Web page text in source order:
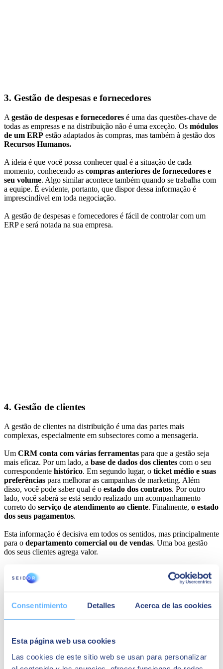
Consentimiento Detalles Acerca de las cookies
Esta página web usa cookies
Las cookies de este sitio web se usan para personalizar
3. Gestão de despesas e fornecedores
A gestão de despesas e fornecedores é uma das questões-chave de
todas as empresas e na distribuição não é uma exceção. Os módulos
de um ERP estão adaptados às compras, mas também à gestão dos
Recursos Humanos.
A ideia é que você possa conhecer qual é a situação de cada
momento, conhecendo as compras anteriores de fornecedores e
seu volume. Algo similar acontece também quando se trabalha com
a equipe. É evidente, portanto, que dispor dessa informação é
imprescindível em toda negociação.
A gestão de despesas e fornecedores é fácil de controlar com um
ERP e será notada na sua empresa.
4. Gestão de clientes
A gestão de clientes na distribuição é uma das partes mais
complexas, especialmente em subsectores como a mensageria.
Um CRM conta com várias ferramentas para que a gestão seja
mais eficaz. Por um lado, a base de dados dos clientes com o seu
correspondente histórico. Em segundo lugar, o ticket médio e suas
preferências para melhorar as campanhas de marketing. Além
disso, você pode saber qual é o estado dos contratos. Por outro
lado, você saberá se está sendo realizado um acompanhamento
correto do serviço de atendimento ao cliente. Finalmente, o estado
dos seus pagamentos.
Esta informação é decisiva em todos os sentidos, mas principalmente
para o departamento comercial ou de vendas. Uma boa gestão
dos seus clientes agrega valor.